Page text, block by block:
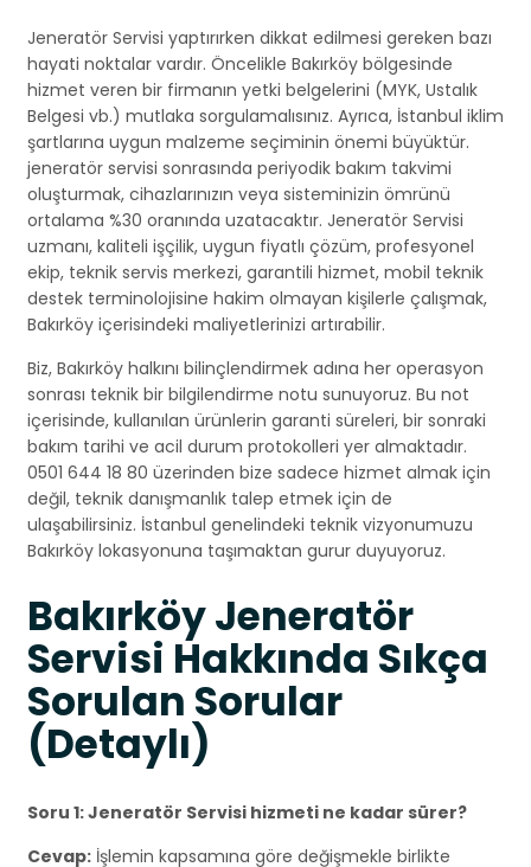
Jeneratör Servisi yaptırırken dikkat edilmesi gereken bazı
hayati noktalar vardır. Öncelikle Bakırköy bölgesinde
hizmet veren bir firmanın yetki belgelerini (MYK, Ustalık
Belgesi vb.) mutlaka sorgulamalısınız. Ayrıca, İstanbul iklim
şartlarına uygun malzeme seçiminin önemi büyüktür.
jeneratör servisi sonrasında periyodik bakım takvimi
oluşturmak, cihazlarınızın veya sisteminizin ömrünü
ortalama %30 oranında uzatacaktır. Jeneratör Servisi
uzmanı, kaliteli işçilik, uygun fiyatlı çözüm, profesyonel
ekip, teknik servis merkezi, garantili hizmet, mobil teknik
destek terminolojisine hakim olmayan kişilerle çalışmak,
Bakırköy içerisindeki maliyetlerinizi artırabilir.
Biz, Bakırköy halkını bilinçlendirmek adına her operasyon
sonrası teknik bir bilgilendirme notu sunuyoruz. Bu not
içerisinde, kullanılan ürünlerin garanti süreleri, bir sonraki
bakım tarihi ve acil durum protokolleri yer almaktadır.
0501 644 18 80 üzerinden bize sadece hizmet almak için
değil, teknik danışmanlık talep etmek için de
ulaşabilirsiniz. İstanbul genelindeki teknik vizyonumuzu
Bakırköy lokasyonuna taşımaktan gurur duyuyoruz.
Bakırköy Jeneratör
Servisi Hakkında Sıkça
Sorulan Sorular
(Detaylı)
Soru 1: Jeneratör Servisi hizmeti ne kadar sürer?
Cevap: İşlemin kapsamına göre değişmekle birlikte